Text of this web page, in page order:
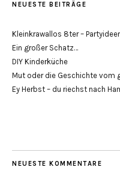
NEUESTE BEITRÄGE
Kleinkrawallos 8ter –
Ein großer Schatz…
DIY Kinderküche
Mut oder die Geschichte vom
Ey Herbst – du riechst nach
NEUESTE KOMMENTARE